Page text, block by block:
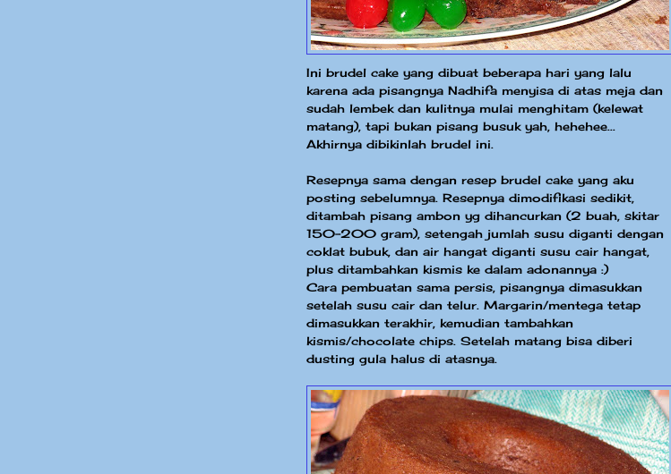
Ini brudel cake yang dibuat beberapa hari yang lalu
karena ada pisangnya Nadhifa menyisa di atas meja dan
sudah lembek dan kulitnya mulai menghitam (kelewat
matang), tapi bukan pisang busuk yah, hehehee...
Akhirnya dibikinlah brudel ini.
Resepnya sama dengan resep brudel cake yang aku
posting sebelumnya. Resepnya dimodifikasi sedikit,
ditambah pisang ambon yg dihancurkan (2 buah, skitar
150-200 gram), setengah jumlah susu diganti dengan
coklat bubuk, dan air hangat diganti susu cair hangat,
plus ditambahkan kismis ke dalam adonannya :)
Cara pembuatan sama persis, pisangnya dimasukkan
setelah susu cair dan telur. Margarin/mentega tetap
dimasukkan terakhir, kemudian tambahkan
kismis/chocolate chips. Setelah matang bisa diberi
dusting gula halus di atasnya.